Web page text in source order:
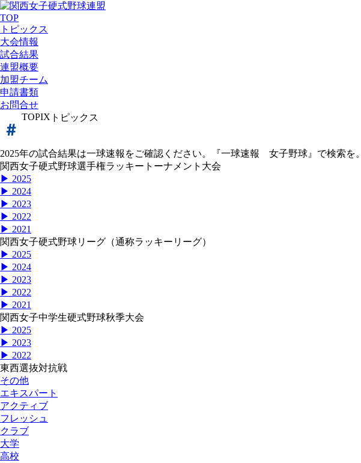
TOP
トピックス
大会情報
試合結果
連盟概要
加盟チーム
申請書類
お問合せ
TOPIX トピックス
2025年の試合結果は一球速報をご確認ください。『一球速報 女子野球』で検索を。
関西女子硬式野球選手権ラッキートーナメント大会
▶ 2025
▶ 2024
▶ 2023
▶ 2022
▶ 2021
関西女子硬式野球リーグ（通称ラッキーリーグ）
▶ 2025
▶ 2024
▶ 2023
▶ 2022
▶ 2021
関西女子中学生硬式野球秋季大会
▶ 2025
▶ 2023
▶ 2022
東西選抜対抗戦
その他
エキスパート
アクティブ
フレッシュ
クラブ
大学
高校